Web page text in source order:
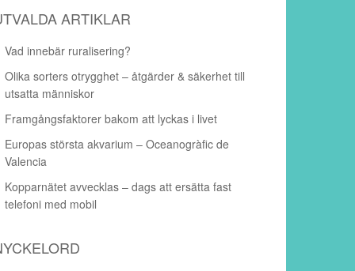
ARTIKLAR
Vad innebär ruralisering?
Olika sorters otrygghet – åtgärder & säkerhet till
utsatta människor
Framgångsfaktorer bakom att lyckas i livet
Europas största akvarium – Oceanogràfic de
Valencia
Kopparnätet avvecklas – dags att ersätta fast
telefoni med mobil